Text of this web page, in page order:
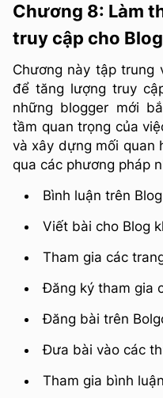
Chương 8: Làm
truy cập cho
Chương này tập trung
để tăng lượng truy
những blogger mới
tầm quan trọng của
và xây dựng mối quan
qua các phương pháp
Bình luận trên
Viết bài cho Blog
Tham gia các
Đăng ký tham gia
Đăng bài trên
Đưa bài vào các
Tham gia bình